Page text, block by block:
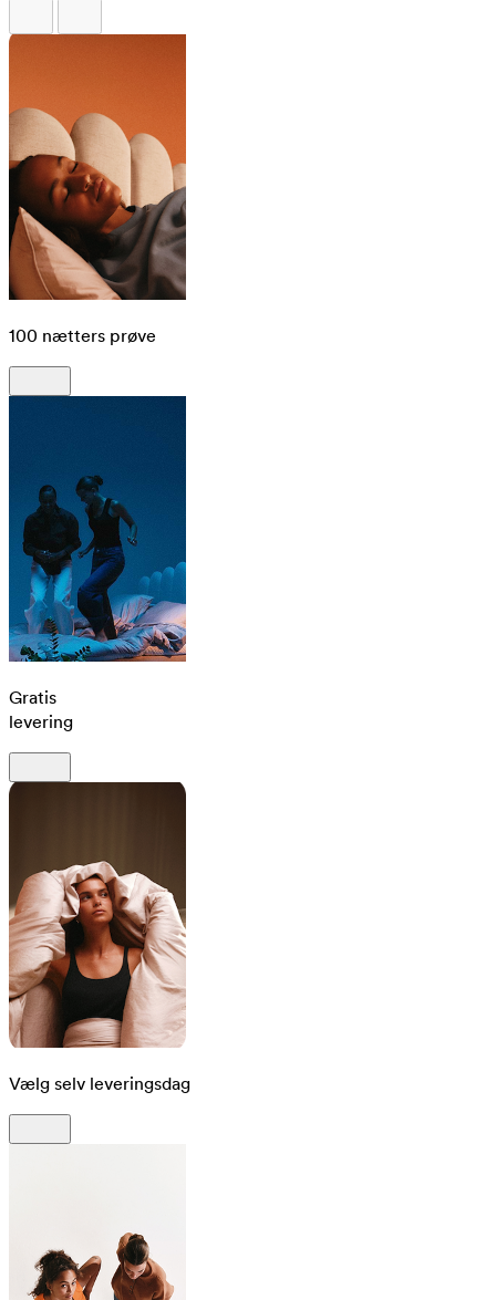
100 nætters prøve
Gratis
levering
Vælg selv leveringsdag